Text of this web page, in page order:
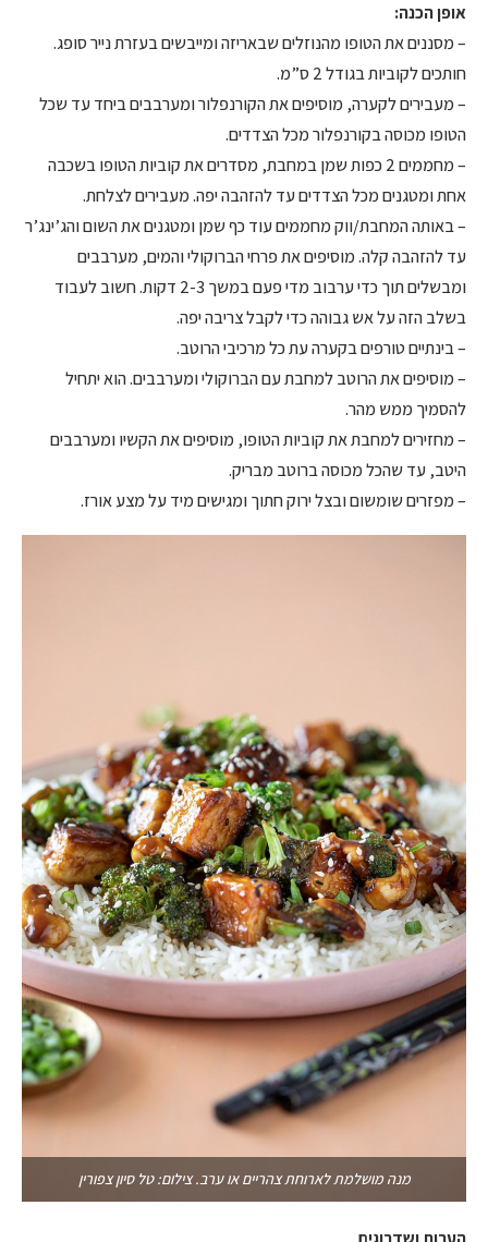
אופן הכנה:
– מסננים את הטופו מהנוזלים שבאריזה ומייבשים בעזרת נייר סופג.
חותכים לקוביות בגודל 2 ס”מ.
– מעבירים לקערה, מוסיפים את הקורנפלור ומערבבים ביחד עד שכל
הטופו מכוסה בקורנפלור מכל הצדדים.
– מחממים 2 כפות שמן במחבת, מסדרים את קוביות הטופו בשכבה
אחת ומטגנים מכל הצדדים עד להזהבה יפה. מעבירים לצלחת.
– באותה המחבת/ווק מחממים עוד כף שמן ומטגנים את השום והג’ינג’ר
עד להזהבה קלה. מוסיפים את פרחי הברוקולי והמים, מערבבים
ומבשלים תוך כדי ערבוב מדי פעם במשך 2-3 דקות. חשוב לעבוד
בשלב הזה על אש גבוהה כדי לקבל צריבה יפה.
– בינתיים טורפים בקערה עת כל מרכיבי הרוטב.
– מוסיפים את הרוטב למחבת עם הברוקולי ומערבבים. הוא יתחיל
להסמיך ממש מהר.
– מחזירים למחבת את קוביות הטופו, מוסיפים את הקשיו ומערבבים
היטב, עד שהכל מכוסה ברוטב מבריק.
– מפזרים שומשום ובצל ירוק חתוך ומגישים מיד על מצע אורז.
מנה מושלמת לארוחת צהריים או ערב. צילום: טל סיון צפורין